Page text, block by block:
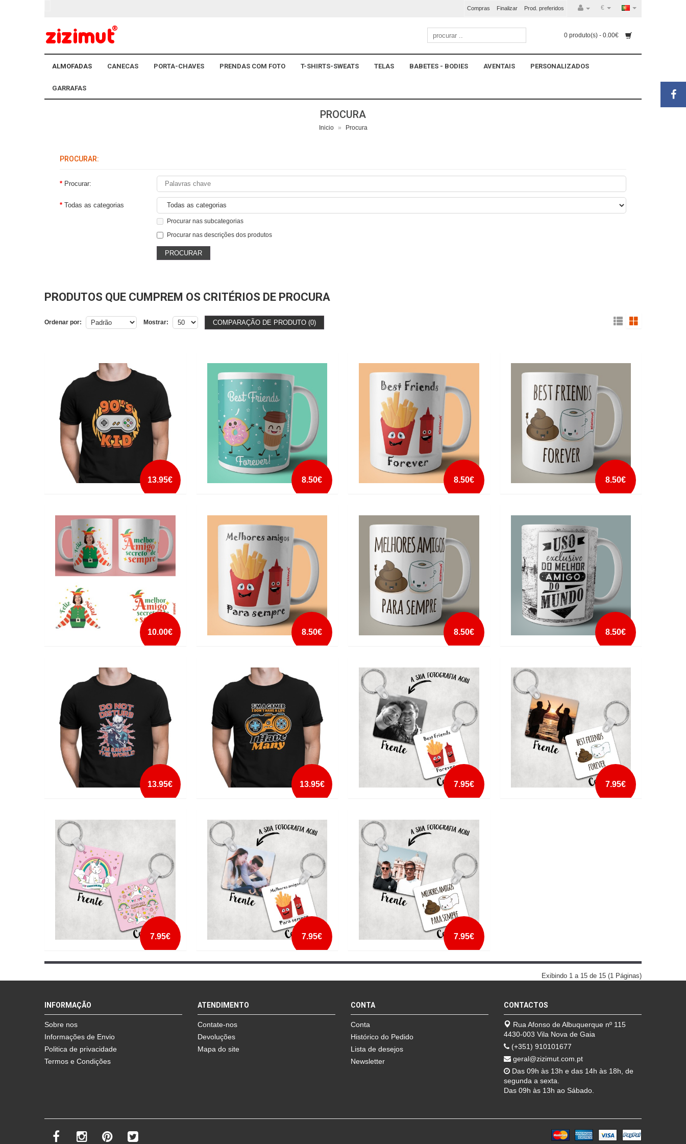
Compras Finalizar Prod. preferidos €
0 produto(s) - 0.00€
ALMOFADAS CANECAS PORTA-CHAVES PRENDAS COM FOTO T-SHIRTS-SWEATS TELAS BABETES - BODIES AVENTAIS PERSONALIZADOS
GARRAFAS
PROCURA
Inicio » Procura
PROCURAR:
Procurar:
Todas as categorias
Procurar nas subcategorias
Procurar nas descrições dos produtos
PRODUTOS QUE CUMPREM OS CRITÉRIOS DE PROCURA
Ordenar por: Mostrar: COMPARAÇÃO DE PRODUTO (0)
13.95€
mais info
add à lista
8.50€
COFFEE DONUT
mais info
8.50€
KETCHUP
mais info
add à lista
8.50€
HIGIÉNICO
mais info
add à lista
10.00€
SEMPRE ELFO COM FOTO DA CARA
add à lista
8.50€
SEMPRE KETCHUP
add à lista
8.50€
SEMPRE PAPEL HIGIÉNICO
add à lista
8.50€
AMIGO
add à lista
13.95€
add à lista
13.95€
add à lista
7.95€
KETCHUP
add à lista
7.95€
7.95€
PORTA CHAVES I LOVE UNICORNS
7.95€
PORTA CHAVES MELHORES AMIGOS
7.95€
PORTA CHAVES MELHORES AMIGOS
Exibindo 1 a 15 de 15 (1 Páginas)
INFORMAÇÃO
Sobre nos
Informações de Envio
Politica de privacidade
Termos e Condições
ATENDIMENTO
Contate-nos
Devoluções
Mapa do site
CONTA
Conta
Histórico do Pedido
Lista de desejos
Newsletter
CONTACTOS
Rua Afonso de Albuquerque nº 115
4430-003 Vila Nova de Gaia
(+351) 910101677
geral@zizimut.com.pt
Das 09h às 13h e das 14h às 18h, de
segunda a sexta.
Das 09h às 13h ao Sábado.